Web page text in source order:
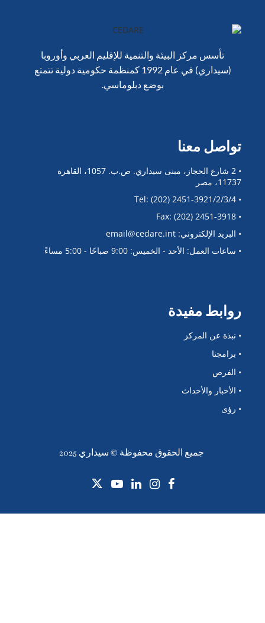
تأسس مركز البيئة والتنمية للإقليم العربي وأوروبا
(سيداري) في عام 1992 كمنظمة حكومية دولية تتمتع
بوضع دبلوماسي.
تواصل معنا
• 2 شارع الحجاز، مبنى سيداري. ص.ب. 1057، القاهرة
11737، مصر
• Tel: (202) 2451-3921/2/3/4
• Fax: (202) 2451-3918
• البريد الإلكتروني: email@cedare.int
• ساعات العمل: الأحد - الخميس: 9:00 صباحًا - 5:00 مساءً
روابط مفيدة
• نبذة عن المركز
• برامجنا
• الفرص
• الأخبار والأحداث
• رؤى
جميع الحقوق محفوظة © سيداري 2025